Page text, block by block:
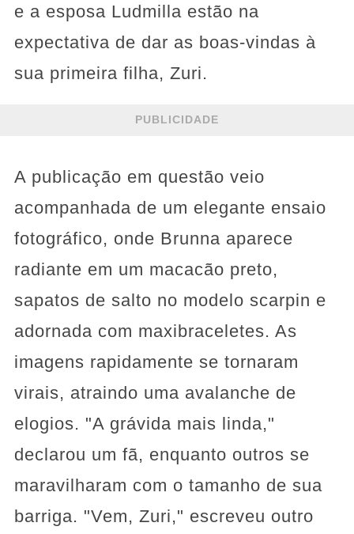
e a esposa Ludmilla estão na
expectativa de dar as boas-vindas à
sua primeira filha, Zuri.
PUBLICIDADE
A publicação em questão veio
acompanhada de um elegante ensaio
fotográfico, onde Brunna aparece
radiante em um macacão preto,
sapatos de salto no modelo scarpin e
adornada com maxibraceletes. As
imagens rapidamente se tornaram
virais, atraindo uma avalanche de
elogios. "A grávida mais linda,"
declarou um fã, enquanto outros se
maravilharam com o tamanho de sua
barriga. "Vem, Zuri," escreveu outro